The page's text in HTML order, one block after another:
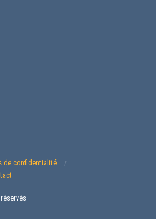
de confidentialité